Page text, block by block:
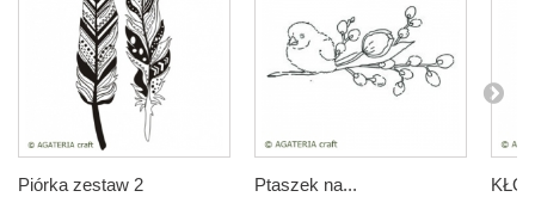
Piórka zestaw 2 Ptaszek na...